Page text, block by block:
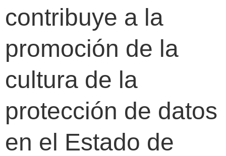
contribuye a la
promoción de la
cultura de la
protección de datos
en el Estado de